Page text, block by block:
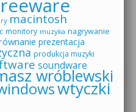
macintosh
monitory muzyka nagrywanie
prezentacja
produkcja muzyki
soundware
wróblewski
wtyczki